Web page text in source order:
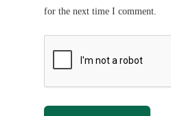
for the next time I comment.